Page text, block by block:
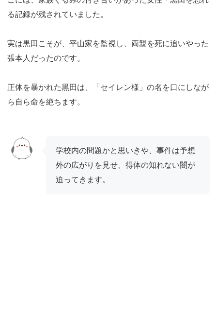
る記録が残されていました。
実は黒田こそが、平山家を監視し、両親を死に追いやった
張本人だったのです。
正体を暴かれた黒田は、「セイレン様」の名を口にしなが
ら自ら命を絶ちます。
学校内の問題かと思いきや、事件は予想
外の広がりを見せ、得体の知れない闇が
迫ってきます。